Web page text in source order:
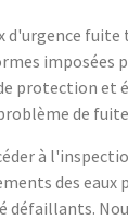
d'urgence fuite
protection et
de
à
des